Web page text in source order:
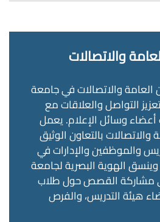
والاتصالات
والاتصالات في جامعة
التواصل والعلاقات مع
وسائل الإعلام. يعمل
بالتعاون الوثيق
والموظفين والإدارات في
الهوية البصرية لجامعة
مشاركة القصص حول طلاب
هيئة التدريس، والفرص